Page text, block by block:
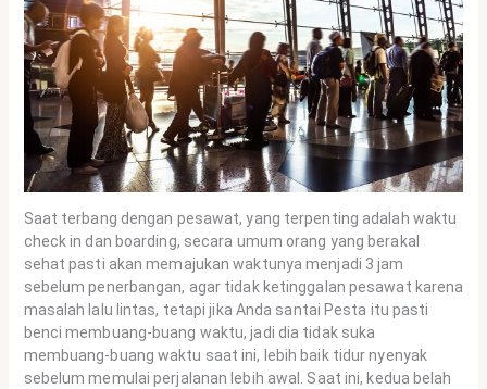
Saat terbang dengan pesawat, yang terpenting adalah waktu
check in dan boarding, secara umum orang yang berakal
sehat pasti akan memajukan waktunya menjadi 3 jam
sebelum penerbangan, agar tidak ketinggalan pesawat karena
masalah lalu lintas, tetapi jika Anda santai Pesta itu pasti
benci membuang-buang waktu, jadi dia tidak suka
membuang-buang waktu saat ini, lebih baik tidur nyenyak
sebelum memulai perjalanan lebih awal. Saat ini, kedua belah